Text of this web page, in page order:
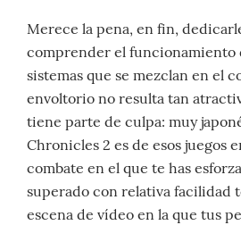
Merece la pena, en fin,
comprender el funcionamiento
sistemas que se mezclan en el
envoltorio no resulta tan
tiene parte de culpa: muy
Chronicles 2 es de esos juegos
combate en el que te has
superado con relativa facilidad
escena de vídeo en la que tus